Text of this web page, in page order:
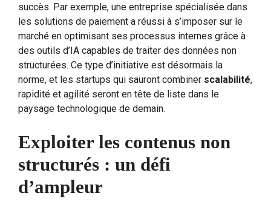
succès. Par exemple, une entreprise spécialisée dans
les solutions de paiement a réussi à s’imposer sur le
marché en optimisant ses processus internes grâce à
des outils d’IA capables de traiter des données non
structurées. Ce type d’initiative est désormais la
norme, et les startups qui sauront combiner scalabilité,
rapidité et agilité seront en tête de liste dans le
paysage technologique de demain.
Exploiter les contenus non
structurés : un défi
d’ampleur